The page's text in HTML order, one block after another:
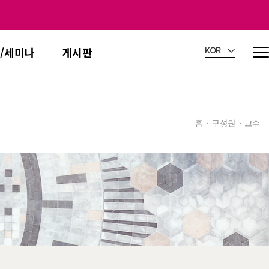
세미나 게시판 KOR
홈 구성원 교수